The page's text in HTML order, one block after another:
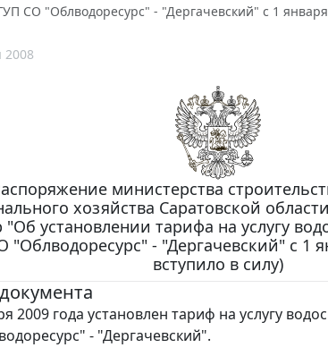
СО "Облводоресурс" - "Дергачевский" с 1 января
2008
министерства
хозяйства Саратовской
"Об установлении тарифа на услугу
"Облводоресурс" - "Дергачевский" с 1
вступило в силу)
2009 года установлен тариф на услугу
- "Дергачевский".